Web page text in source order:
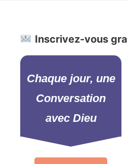
Inscrivez-vous
Chaque jour, une
Conversation
avec Dieu